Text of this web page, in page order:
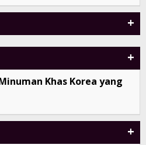
+
+
Khas Korea yang
+